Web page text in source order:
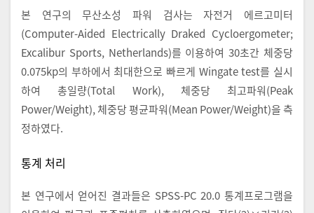
본 연구의 무산소성 파워 검사는 자전거 에르고미터
(Computer-Aided Electrically Draked Cycloergometer;
Excalibur Sports, Netherlands)를 이용하여 30초간 체중당
0.075kp의 부하에서 최대한으로 빠르게 Wingate test를 실시
하여 총일량(Total Work), 체중당 최고파워(Peak
Power/Weight), 체중당 평균파워(Mean Power/Weight)을 측
정하였다.
통계 처리
본 연구에서 얻어진 결과들은 SPSS-PC 20.0 통계프로그램을